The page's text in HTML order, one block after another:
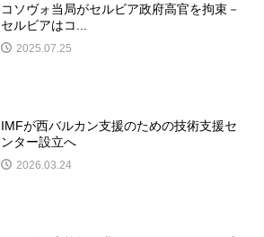
コソヴォ当局がセルビア政府高官を拘束－
セルビアはコ...
2025.07.25
IMFが西バルカン支援のための技術支援セ
ンター設立へ
2026.03.24